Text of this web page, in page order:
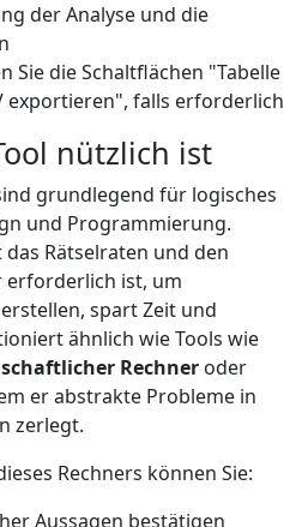
der Analyse und die
Sie die Schaltflächen "Tabelle
exportieren", falls erforderlich
nützlich ist
grundlegend für logisches
und Programmierung.
Rätselraten und den
erforderlich ist, um
spart Zeit und
ähnlich wie Tools wie
Rechner oder
er abstrakte Probleme in
zerlegt.
Rechners können Sie:
Aussagen bestätigen